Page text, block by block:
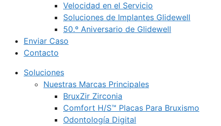
Velocidad en el Servicio
Soluciones de Implantes Glidewell
50.º Aniversario de Glidewell
Enviar Caso
Contacto
Soluciones
Nuestras Marcas Principales
BruxZir Zirconia
Comfort H/S™ Placas Para Bruxismo
Odontología Digital